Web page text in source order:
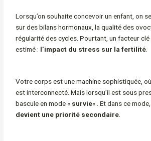
Lorsqu’on souhaite concevoir un enfant, on
sur des bilans hormonaux, la qualité des
régularité des cycles. Pourtant, un facteur
estimé : l’impact du stress sur la fertilité
Votre corps est une machine sophistiquée,
est interconnecté. Mais lorsqu’il est sous
bascule en mode« survie« . Et dans ce mode,
devient une priorité secondaire